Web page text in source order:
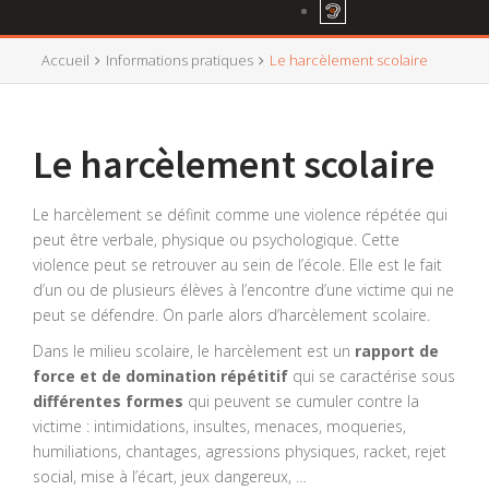
Accueil Informations pratiques Le harcèlement scolaire
Le harcèlement scolaire
Le harcèlement se définit comme une violence répétée qui
peut être verbale, physique ou psychologique. Cette
violence peut se retrouver au sein de l’école. Elle est le fait
d’un ou de plusieurs élèves à l’encontre d’une victime qui ne
peut se défendre. On parle alors d’harcèlement scolaire.
Dans le milieu scolaire, le harcèlement est un rapport de
force et de domination répétitif qui se caractérise sous
différentes formes qui peuvent se cumuler contre la
victime : intimidations, insultes, menaces, moqueries,
humiliations, chantages, agressions physiques, racket, rejet
social, mise à l’écart, jeux dangereux, …